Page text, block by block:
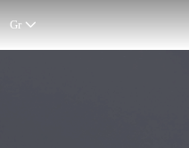
Gr